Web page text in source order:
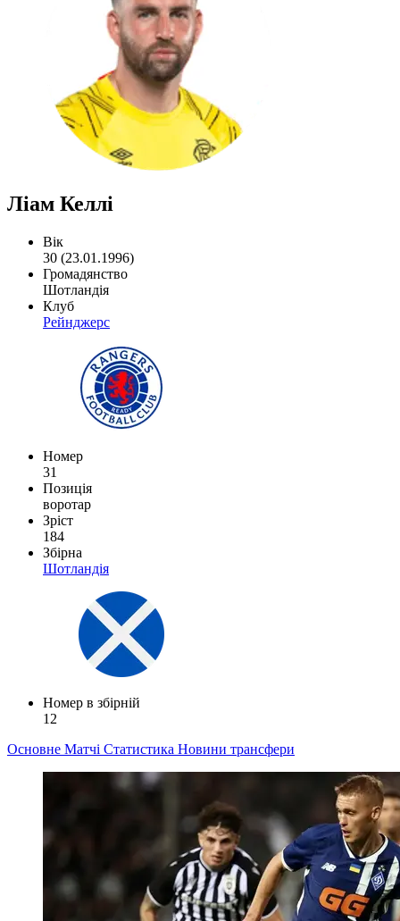
Ліам Келлі
Вік
30 (23.01.1996)
Громадянство
Шотландія
Клуб
Рейнджерс
Номер
31
Позиція
воротар
Зріст
184
Збірна
Шотландія
Номер в збірній
12
Основне Матчі Статистика Новини трансфери